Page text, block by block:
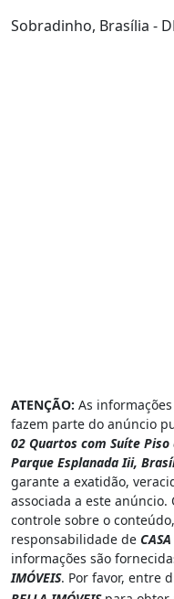
Sobradinho, Brasília -
ATENÇÃO: As
fazem parte do anúncio
02 Quartos com Suíte
Parque Esplanada Iii,
garante a exatidão,
associada a este anúncio.
controle sobre o
responsabilidade de
informações são
IMÓVEIS. Por favor, entre